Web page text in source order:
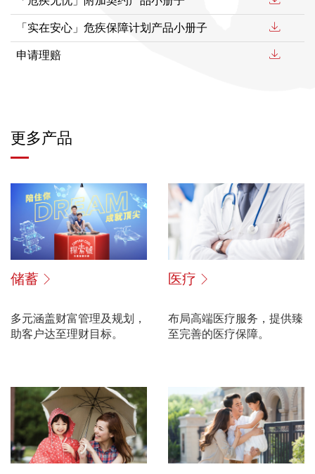
「实在安心」危疾保障计划产品小册子
申请理赔
更多产品
储蓄
多元涵盖财富管理及规划，
助客户达至理财目标。
医疗
布局高端医疗服务，提供臻
至完善的医疗保障。